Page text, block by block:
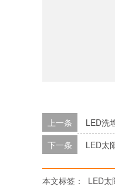
上一条
LED洗
下一条 LED太
本文标签： LED太